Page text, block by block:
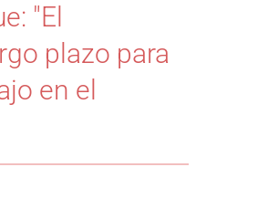
"El
plazo para
en el